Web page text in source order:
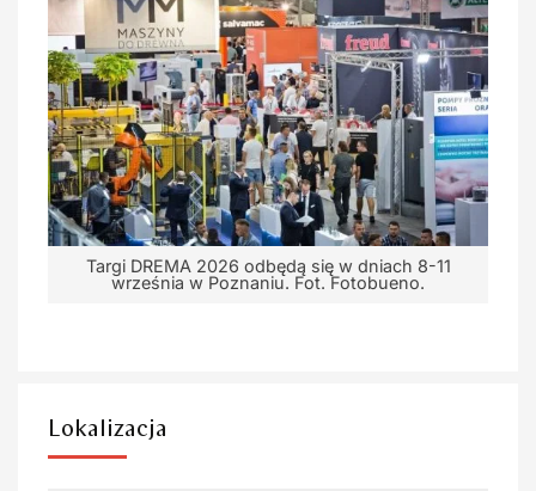
Targi DREMA 2026 odbędą się w dniach 8-11
września w Poznaniu. Fot. Fotobueno.
Lokalizacja